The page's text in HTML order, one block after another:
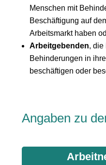
Menschen mit
Beschäftigung auf
Arbeitsmarkt haben
Arbeitgebenden, die
Behinderungen in
beschäftigen oder
Angaben zu